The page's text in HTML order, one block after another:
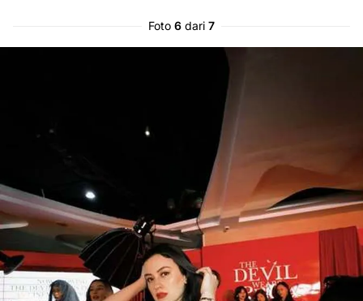
Foto 6 dari 7